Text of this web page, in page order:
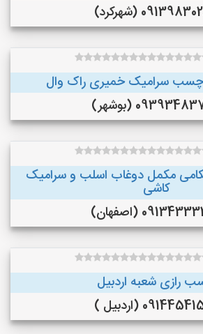
(شهرکرد)
سرامیک خمیری راک وال
(بوشهر)
مکمل دوغاب اسلب و سرامیک
کاشی
(اصفهان)
رازی شعبه اردبیل
(اردبیل )